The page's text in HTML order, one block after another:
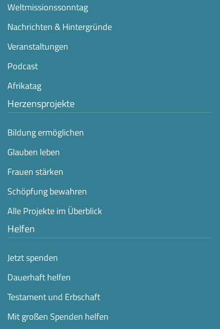
Weltmissionssonntag
Nachrichten & Hintergründe
Veranstaltungen
Podcast
Afrikatag
Herzensprojekte
Bildung ermöglichen
Glauben leben
Frauen stärken
Schöpfung bewahren
Alle Projekte im Überblick
Helfen
Jetzt spenden
Dauerhaft helfen
Testament und Erbschaft
Mit großen Spenden helfen